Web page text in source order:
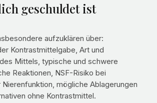
geschuldet ist
aufzuklären über:
Kontrastmittelgabe, Art und
Mittels, typische und schwere
Reaktionen, NSF-Risiko bei
mögliche Ablagerungen
ohne Kontrastmittel.